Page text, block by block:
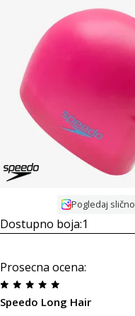
Pogledaj slično
Dostupno boja:1
Prosecna ocena:
Speedo Long Hair